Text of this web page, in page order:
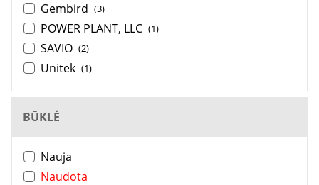
Gembird (3)
POWER PLANT, LLC (1)
SAVIO (2)
Unitek (1)
BŪKLĖ
Nauja
Naudota